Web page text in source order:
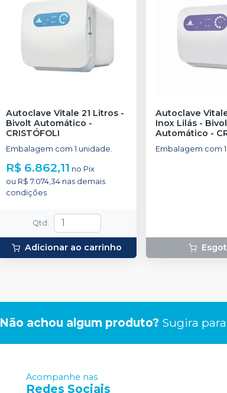
Autoclave Vitale 21 Litros -
Bivolt Automático -
CRISTÓFOLI
Embalagem com 1 unidade.
R$ 6.862,11 no Pix
ou R$ 7.074,34 nas demais
condições
Qtd :
Adicionar ao carrinho
Autoclave
Inox Lilás -
Automático -
Embalagem com
Não achou algum produto? Sugira
Acompanhe nas
Redes Sociais